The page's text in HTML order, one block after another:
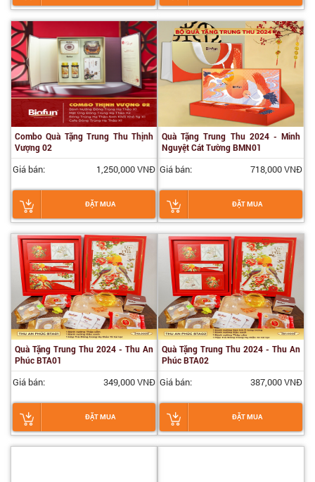
Combo Quà Tặng Trung Thu Thịnh
Vượng 02
Giá bán: 1,250,000 VNĐ
ĐẶT MUA
Quà Tặng Trung Thu 2024 - Minh
Nguyệt Cát Tường BMN01
Giá bán: 718,000 VNĐ
ĐẶT MUA
Quà Tặng Trung Thu 2024 - Thu An
Phúc BTA01
Giá bán: 349,000 VNĐ
ĐẶT MUA
Quà Tặng Trung Thu 2024 - Thu An
Phúc BTA02
Giá bán: 387,000 VNĐ
ĐẶT MUA